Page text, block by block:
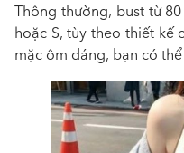
Thông thường, bust từ
hoặc S, tùy theo thiết kế
mặc ôm dáng, bạn có thể